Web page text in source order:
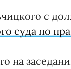
с
суда по